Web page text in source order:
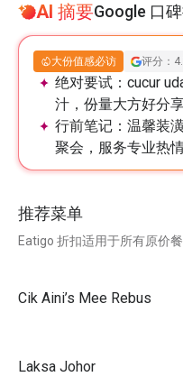
AI 摘要Google 口
大份值感必访 评分：
绝对要试： cucur
汁，份量大方好分
行前笔记： 温馨装
聚会，服务专业热
推荐菜单
Eatigo 折扣适用于所有原价
Cik Aini’s Mee Rebus
Laksa Johor